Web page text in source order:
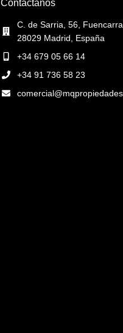
Contáctanos
C. de Sarria, 56,
28029 Madrid, España
+34 679 05 66 14
+34 91 736 58 23